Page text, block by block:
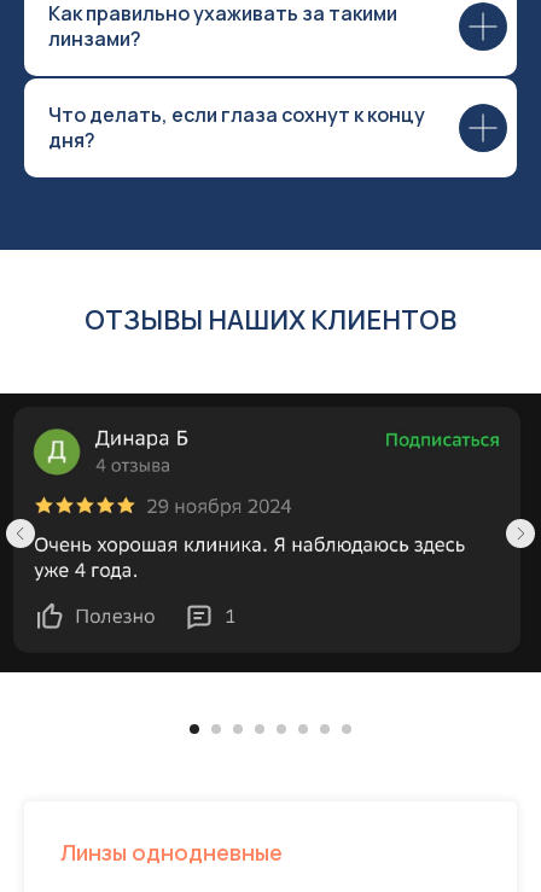
Как правильно ухаживать за такими
линзами?
Что делать, если глаза сохнут к концу
дня?
ОТЗЫВЫ НАШИХ КЛИЕНТОВ
Линзы однодневные